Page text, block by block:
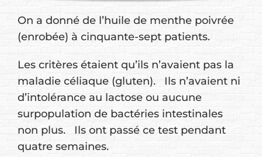
On a donné de l’huile de menthe poivrée
(enrobée) à cinquante-sept patients.
Les critères étaient qu’ils n’avaient pas la
maladie céliaque (gluten). Ils n’avaient ni
d’intolérance au lactose ou aucune
surpopulation de bactéries intestinales
non plus. Ils ont passé ce test pendant
quatre semaines.